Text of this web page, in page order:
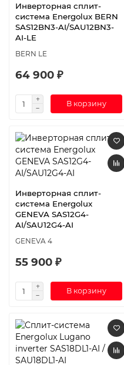
Инверторная сплит-
система Energolux BERN
SAS12BN3-AI/SAU12BN3-
AI-LE
BERN LE
64 900 ₽
В корзину
Инверторная сплит-
система Energolux
GENEVA SAS12G4-
AI/SAU12G4-AI
GENEVA 4
55 900 ₽
В корзину